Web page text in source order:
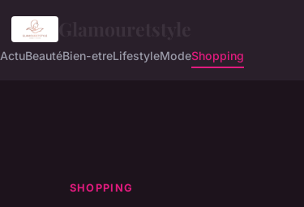
ActuBeautéBien-etreLifestyleModeShopping
SHOPPING